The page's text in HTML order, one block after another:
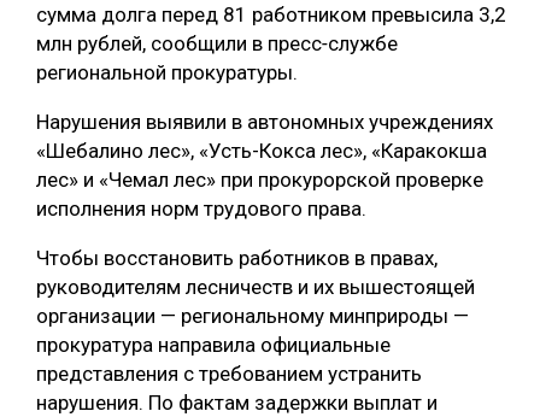
ЛОГИСТИКА
ПРОИЗВОДСТВО ДРЕВЕСНЫХ ПЛИТ
КОМПЛЕКСНАЯ ПЕРЕРАБОТКА
ЛЕСОПИЛЕНИЕ
ДЕРЕВЯННОЕ ДОМОСТРОЕНИЕ
БЕЗОПАСНОЕ ПРОИЗВОДСТВО
СОРТИРОВКА ДРЕВЕСИНЫ
СУШКА ДРЕВЕСИНЫ
ПОДБОРКИ СТАТЕЙ
сумма долга перед 81 работником превысила 3,2
млн рублей, сообщили в пресс‑службе
региональной прокуратуры.
Нарушения выявили в автономных учреждениях
«Шебалино лес», «Усть-Кокса лес», «Каракокша
лес» и «Чемал лес» при прокурорской проверке
исполнения норм трудового права.
Чтобы восстановить работников в правах,
руководителям лесничеств и их вышестоящей
организации — региональному минприроды —
прокуратура направила официальные
представления с требованием устранить
нарушения. По фактам задержки выплат и